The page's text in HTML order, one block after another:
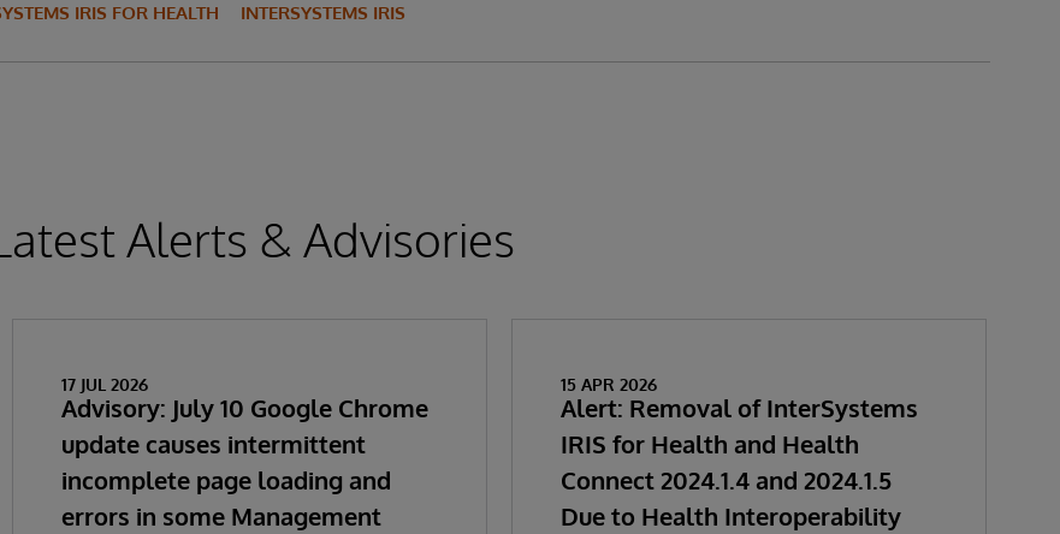
IRIS FOR HEALTH INTERSYSTEMS IRIS
Alerts & Advisories
17 JUL 2026
Advisory: July 10 Google Chrome
update causes intermittent
incomplete page loading and
errors in some Management
15 APR 2026
Alert: Removal of InterSystems
IRIS for Health and Health
Connect 2024.1.4 and 2024.1.5
Due to Health Interoperability